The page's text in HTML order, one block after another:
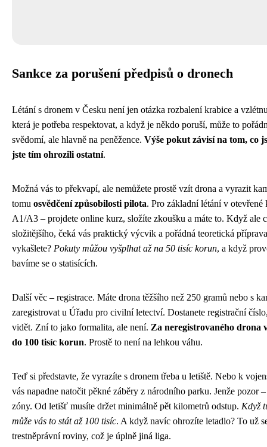
Sankce za porušení předpisů o dronech
Létání s dronem v Česku není jen otázka rozbalení krabice a
která je potřeba respektovat, a když je někdo poruší, může to
svědomí, ale hlavně na peněžence. Výše pokut závisí na tom, co
jste tím ohrozili ostatní.
Možná vás to překvapí, ale nemůžete prostě vzít drona a vyrazit
tomu osvědčení způsobilosti pilota. Pro základní létání v otevřené
A1/A3 – projdete online kurz, složíte zkoušku a máte to. Když ale
složitějšího, čeká vás praktický výcvik a pořádná teoretická
vykašlete? Pokuty můžou vyšplhat až na 50 tisíc korun, a když
bavíme se o statisících.
Další věc – registrace. Máte drona těžšího než 250 gramů nebo s
zaregistrovat u Úřadu pro civilní letectví. Dostanete registrační
vidět. Zní to jako formalita, ale není. Za neregistrovaného drona
do 100 tisíc korun. Prostě to není na lehkou váhu.
Teď si představte, že vyrazíte s dronem třeba u letiště. Nebo k
vás napadne natočit pěkné záběry z národního parku. Jenže pozor
zóny. Od letišť musíte držet minimálně pět kilometrů odstup. Když
může vás to stát až 100 tisíc. A když navíc ohrozíte letadlo? To už
trestněprávní roviny, což je úplně jiná liga.